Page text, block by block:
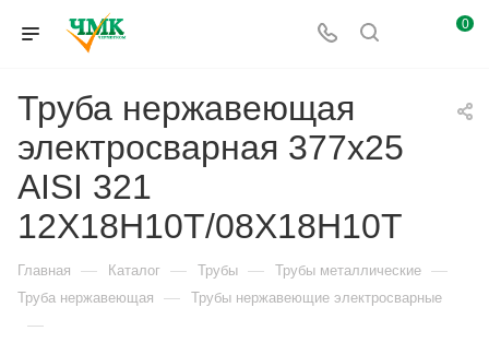
0
Труба нержавеющая
электросварная 377х25
AISI 321
12Х18Н10Т/08Х18Н10Т
Главная — Каталог — Трубы — Трубы металлические —
Труба нержавеющая — Трубы нержавеющие электросварные
—